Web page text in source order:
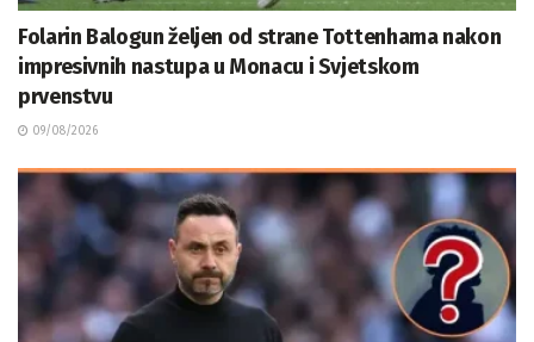
Folarin Balogun željen od strane Tottenhama nakon
impresivnih nastupa u Monacu i Svjetskom
prvenstvu
09/08/2026